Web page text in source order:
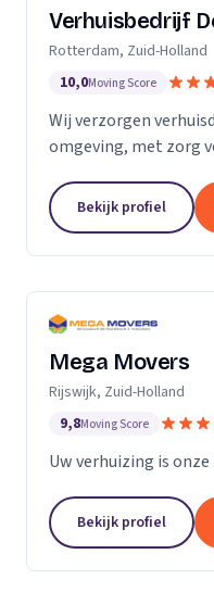
Verhuisbedrijf
Rotterdam, Zuid-Holland
10,0Moving Score
Wij verzorgen
omgeving, met zorg
Bekijk profiel
Mega Movers
Rijswijk, Zuid-Holland
9,8Moving Score
Uw verhuizing is
Bekijk profiel